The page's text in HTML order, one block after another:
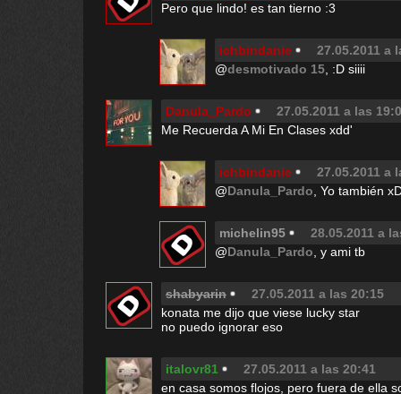
Pero que lindo! es tan tierno :3
ichbindanie
27.05.2011 a
@desmotivado 15 , :D siiii
Danula_Pardo
27.05.2011 a las
Me Recuerda A Mi En Clases xdd'
ichbindanie
27.05.2011 a
@Danula_Pardo , Yo también
michelin95
28.05.2011 a
@Danula_Pardo , y ami tb
shabyarin
27.05.2011 a las 20:15
konata me dijo que viese lucky star
no puedo ignorar eso
italovr81
27.05.2011 a las 20:41
en casa somos flojos, pero fuera de ella